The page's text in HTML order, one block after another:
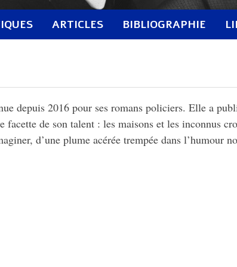
ARTICLES BIBLIOGRAPHIE
depuis 2016 pour ses romans policiers. Elle a
de son talent : les maisons et les inconnus
d’une plume acérée trempée dans l’humour